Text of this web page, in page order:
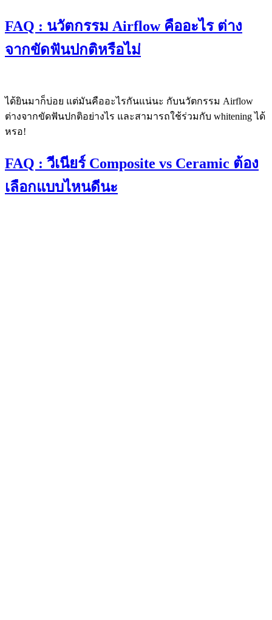
FAQ : นวัตกรรม Airflow คืออะไร ต่าง
จากขัดฟันปกติหรือไม่
ได้ยินมาก็บ่อย แต่มันคืออะไรกันแน่นะ กับนวัตกรรม Airflow
ต่างจากขัดฟันปกติอย่างไร และสามารถใช้ร่วมกับ whitening ได้
หรอ!
FAQ : วีเนียร์ Composite vs Ceramic ต้อง
เลือกแบบไหนดีนะ